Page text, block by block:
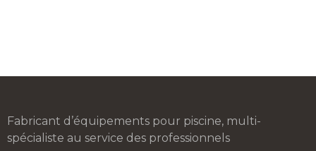
Fabricant d’équipements pour piscine, multi-
spécialiste au service des professionnels